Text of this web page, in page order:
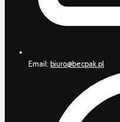
Email: biuro@becpak.pl